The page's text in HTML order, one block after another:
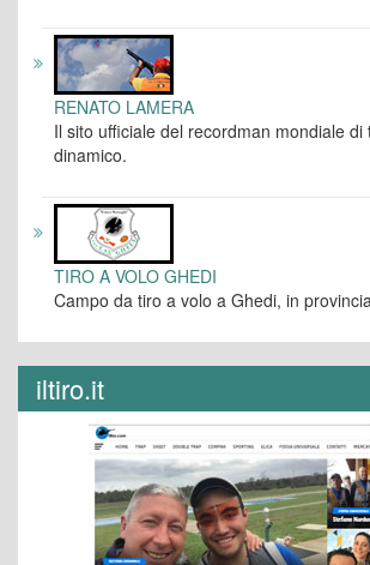
RENATO LAMERA
Il sito ufficiale del recordman mondiale di
dinamico.
TIRO A VOLO GHEDI
Campo da tiro a volo a Ghedi, in
iltiro.it